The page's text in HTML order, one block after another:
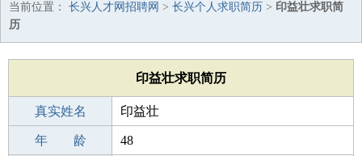
当前位置： 长兴人才网招聘网 > 长兴个人求职简历 > 印益壮求职简
历
印益壮求职简历
真实姓名 印益壮
性 别 男
年 龄 48